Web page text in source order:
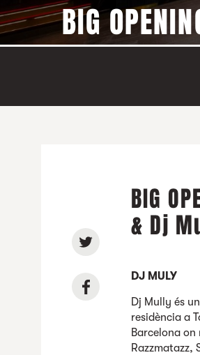
BIG
BIG
& Dj
DJ MULY
Dj Mully és
residència a
Barcelona
Razzmatazz,